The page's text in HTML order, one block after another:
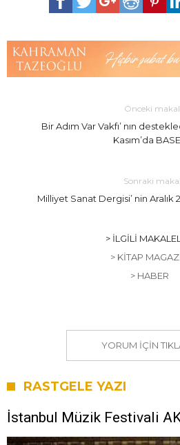
Önceki
Bir Adım Var Vakfı’ nın
Kasım’da
Sonraki
Milliyet Sanat Dergisi’ nin Aralık
> İLGILI
> KITAP
> HABER
YORUM IÇIN
RASTGELE YAZI
İstanbul Müzik Festivali